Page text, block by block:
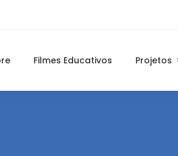
Filmes Educativos Projetos